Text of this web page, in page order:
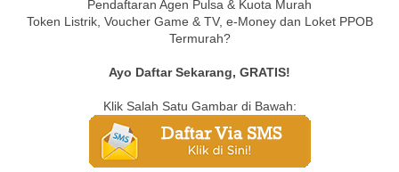
Pendaftaran Agen Pulsa & Kuota Murah
Token Listrik, Voucher Game & TV, e-Money dan Loket PPOB
Termurah?
Ayo Daftar Sekarang, GRATIS!
Klik Salah Satu Gambar di Bawah: